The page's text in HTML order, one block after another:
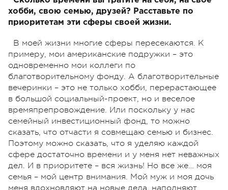
хобби, свою семью, друзей? Расставьте по
приоритетам эти сферы своей жизни.
В моей жизни многие сферы пересекаются. К
примеру, мои американские подружки – это
одновременно мои коллеги по
благотворительному фонду. А благотворительные
вечеринки – это не только хобби, перерастающее
в большой социальный-проект, но и веселое
времяпрепровождение. Или поскольку у нас
семейный инвестиционный фонд, то можно
сказать, что отчасти я совмещаю семью и бизнес.
Поэтому можно сказать, что я уделяю каждой
сфере достаточно времени и у меня нет неважных
дел. И в приоритете – вся жизнь! Но все же… моя
семья – мой центр внимания. Мой муж и моя дочь
меня вдохновляют на новые дела, наполняют